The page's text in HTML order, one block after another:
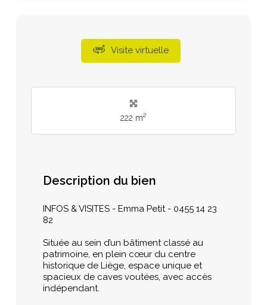
Visite virtuelle
222 m2
Description du bien
INFOS & VISITES - Emma Petit - 0455 14 23
82
Située au sein d’un bâtiment classé au
patrimoine, en plein cœur du centre
historique de Liège, espace unique et
spacieux de caves voutées, avec accès
indépendant.